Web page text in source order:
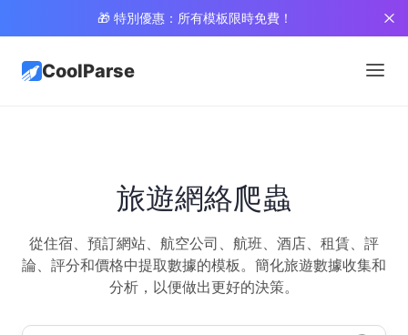
🎁 特別優惠：所有模板限時免費！
CoolParse
旅遊網絡爬蟲
從住宿、預訂網站、航空公司、航班、酒店、租賃、評
論、評分和價格中提取數據的模板。簡化旅遊數據收集和
分析，以便做出更好的決策。